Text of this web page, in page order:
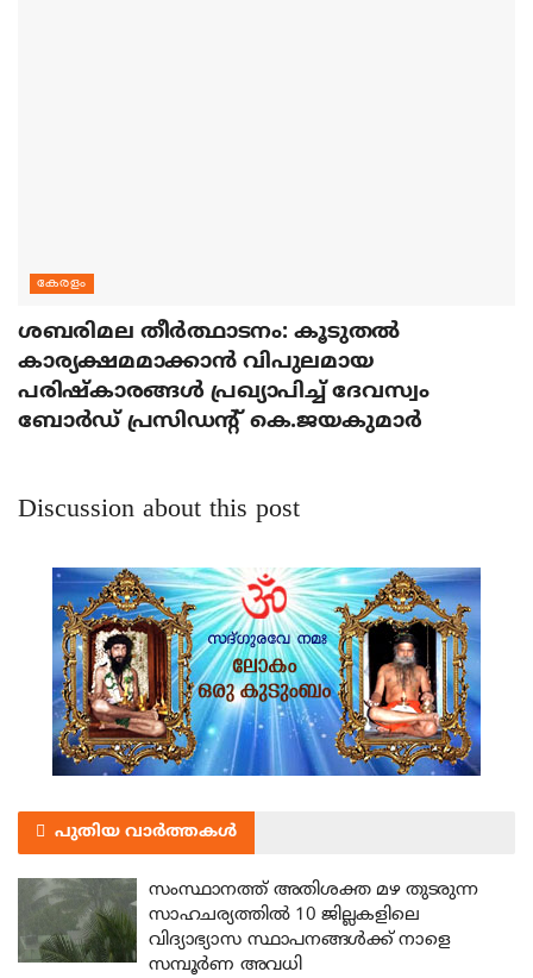
കേരളം
ശബരിമല തീര്‍ത്ഥാടനം: കൂടുതല്‍
കാര്യക്ഷമമാക്കാന്‍ വിപുലമായ
പരിഷ്‌കാരങ്ങള്‍ പ്രഖ്യാപിച്ച് ദേവസ്വം
ബോര്‍ഡ് പ്രസിഡന്റ് കെ.ജയകുമാര്‍
Discussion about this post
പുതിയ വാർത്തകൾ
സംസ്ഥാനത്ത് അതിശക്ത മഴ തുടരുന്ന
സാഹചര്യത്തിൽ 10 ജില്ലകളിലെ
വിദ്യാഭ്യാസ സ്ഥാപനങ്ങൾക്ക് നാളെ
സമ്പൂർണ അവധി